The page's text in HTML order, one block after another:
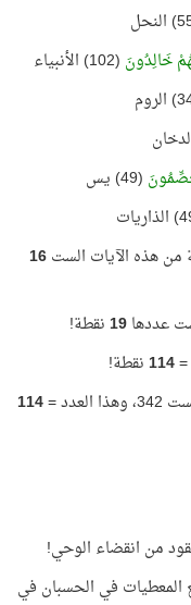
خَالِدُونَ (102) الأنبياء
(49) يس
هذه الآيات الست16
عددها19نقطة!
114نقطة!
=
114
من انقضاء الوحي!
المعطيات في الحسبان في